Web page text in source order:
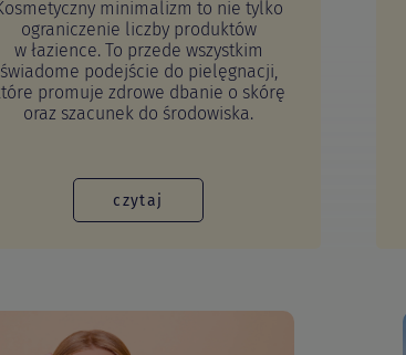
minimalizm to nie tylko
ograniczenie liczby produktów
w łazience. To przede wszystkim
świadome podejście do pielęgnacji,
promuje zdrowe dbanie o skórę
oraz szacunek do środowiska.
czytaj